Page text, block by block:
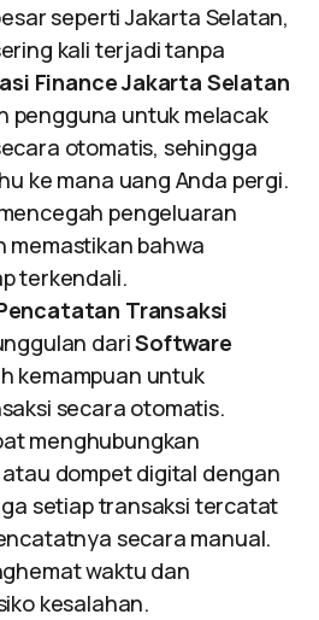
seperti Jakarta Selatan,
kali terjadi tanpa
Finance Jakarta Selatan
pengguna untuk melacak
otomatis, sehingga
ke mana uang Anda pergi.
pengeluaran
memastikan bahwa
terkendali.
Transaksi
dariSoftware
kemampuan untuk
secara otomatis.
menghubungkan
dompet digital dengan
setiap transaksi tercatat
secara manual.
waktu dan
kesalahan.